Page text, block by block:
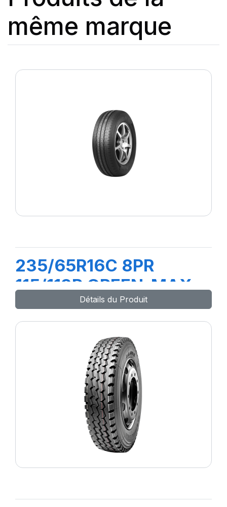
même marque
235/65R16C 8PR
115/113R GREEN-MAX
Van
Détails du Produit